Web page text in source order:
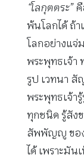
“โลกุตตระ”
พ้นโลกได้ ถ้า
โลกอย่างแจ่
พระพุทธเจ้า
รูป เวทนา สั
พระพุทธเจ้
ทุกชนิด รู้สัง
สัพพัญญู ของ
ได้ เพราะมัน